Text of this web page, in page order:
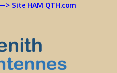
Site HAM QTH.com